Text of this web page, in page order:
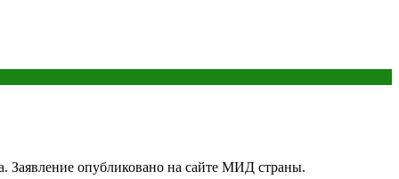
опубликовано на сайте МИД страны.